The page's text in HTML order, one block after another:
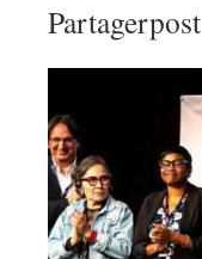
Partagerpost